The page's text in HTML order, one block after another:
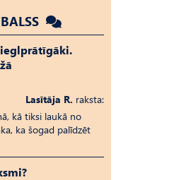
Lasītāja R. raksta:
kā tiksi laukā no
ka šogad palīdzēt